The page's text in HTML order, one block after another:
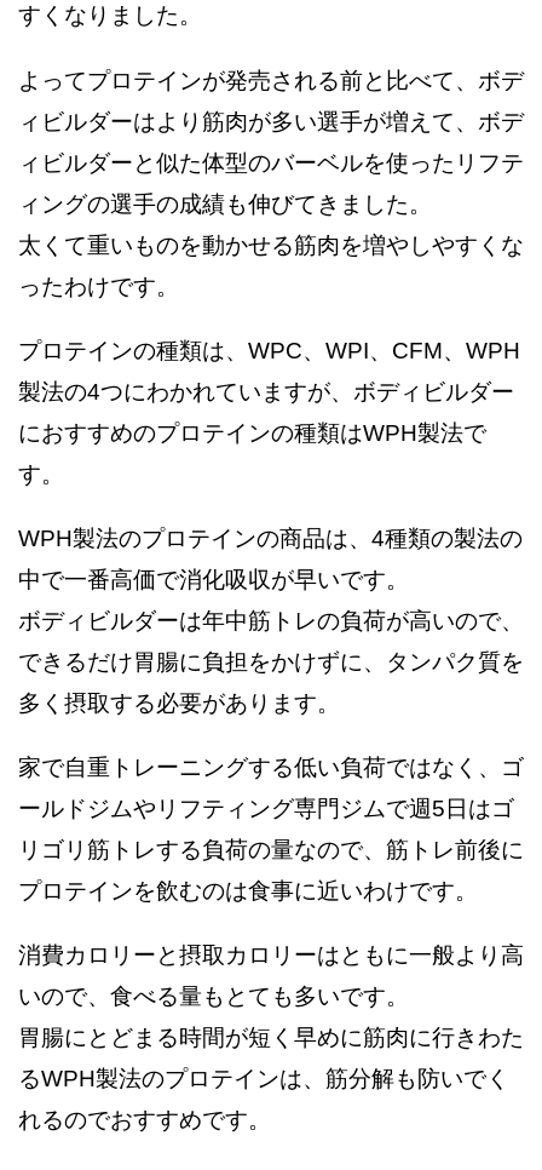
すくなりました。
よってプロテインが発売される前と比べて、ボデ
ィビルダーはより筋肉が多い選手が増えて、ボデ
ィビルダーと似た体型のバーベルを使ったリフテ
ィングの選手の成績も伸びてきました。
太くて重いものを動かせる筋肉を増やしやすくな
ったわけです。
プロテインの種類は、WPC、WPI、CFM、WPH
製法の4つにわかれていますが、ボディビルダー
におすすめのプロテインの種類はWPH製法で
す。
WPH製法のプロテインの商品は、4種類の製法の
中で一番高価で消化吸収が早いです。
ボディビルダーは年中筋トレの負荷が高いので、
できるだけ胃腸に負担をかけずに、タンパク質を
多く摂取する必要があります。
家で自重トレーニングする低い負荷ではなく、ゴ
ールドジムやリフティング専門ジムで週5日はゴ
リゴリ筋トレする負荷の量なので、筋トレ前後に
プロテインを飲むのは食事に近いわけです。
消費カロリーと摂取カロリーはともに一般より高
いので、食べる量もとても多いです。
胃腸にとどまる時間が短く早めに筋肉に行きわた
るWPH製法のプロテインは、筋分解も防いでく
れるのでおすすめです。